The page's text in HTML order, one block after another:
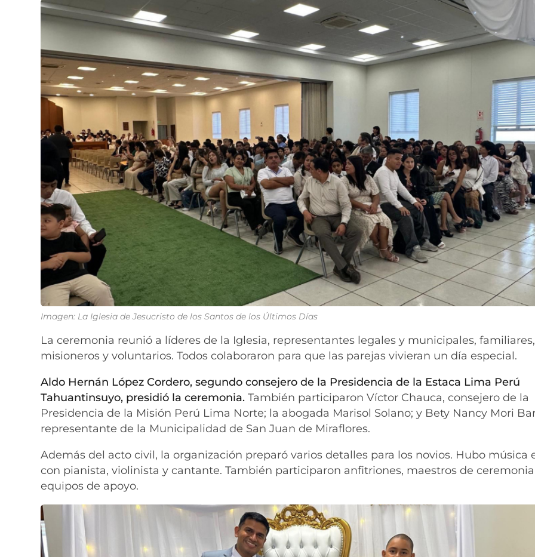
Imagen: La Iglesia de Jesucristo de los Santos de los Últimos Días
La ceremonia reunió a líderes de la Iglesia, representantes legales y municipales, familiares,
misioneros y voluntarios. Todos colaboraron para que las parejas vivieran un día especial.
Aldo Hernán López Cordero, segundo consejero de la Presidencia de la Estaca Lima Perú
Tahuantinsuyo, presidió la ceremonia. También participaron Víctor Chauca, consejero de la
Presidencia de la Misión Perú Lima Norte; la abogada Marisol Solano; y Bety Nancy Mori
representante de la Municipalidad de San Juan de Miraflores.
Además del acto civil, la organización preparó varios detalles para los novios. Hubo música
con pianista, violinista y cantante. También participaron anfitriones, maestros de
equipos de apoyo.